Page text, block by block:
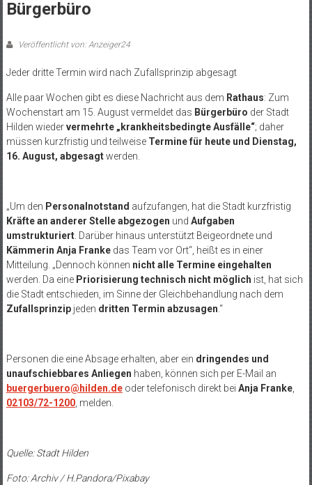
Bürgerbüro
Veröffentlicht von: Anzeiger24
Jeder dritte Termin wird nach Zufallsprinzip abgesagt
Alle paar Wochen gibt es diese Nachricht aus dem Rathaus: Zum
Wochenstart am 15. August vermeldet das Bürgerbüro der Stadt
Hilden wiedervermehrte „krankheitsbedingte Ausfälle“; daher
müssen kurzfristig und teilweise Termine für heute und Dienstag,
16. August, abgesagtwerden.
„Um den Personalnotstand aufzufangen, hat die Stadt kurzfristig
Kräfte an anderer Stelle abgezogen und Aufgaben
umstrukturiert. Darüber hinaus unterstützt Beigeordnete und
Kämmerin Anja Frankedas Team vor Ort“, heißt es in einer
Mitteilung. „Dennoch können nicht alle Termine eingehalten
werden. Da eine Priorisierung technisch nicht möglich ist, hat sich
die Stadt entschieden, im Sinne der Gleichbehandlung nach dem
Zufallsprinzipjeden dritten Termin abzusagen .“
Personen die eine Absage erhalten, aber ein dringendes und
unaufschiebbares Anliegen haben, können sich per E-Mail an
buergerbuero@hilden.deoder telefonisch direkt bei Anja Franke,
02103/72-1200, melden.
Quelle: Stadt Hilden
Foto: Archiv / H.Pandora/Pixabay